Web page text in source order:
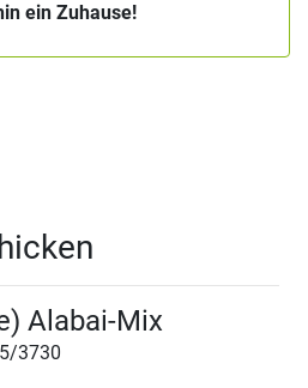
ein Zuhause!
Alabai-Mix
3730